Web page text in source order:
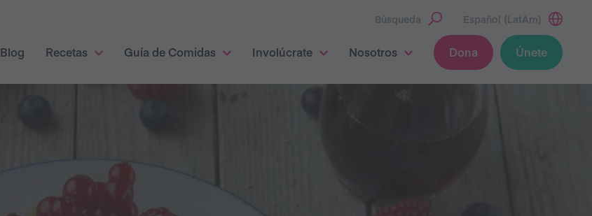
Búsqueda Español (LatAm)
Blog Recetas Guía de Comidas Involúcrate Nosotros Dona Únete